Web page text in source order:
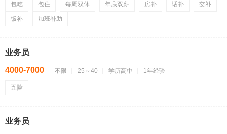
包吃 包住 每周双休 年底双薪 房补 话补 交补
饭补 加班补助
业务员
4000-7000 不限 25～40 学历高中 1年经验
五险
业务员